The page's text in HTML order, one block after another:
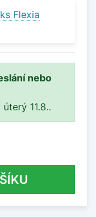
Flexia
nebo
11.8..